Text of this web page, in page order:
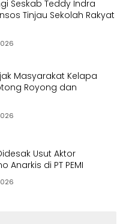
Seskab Teddy Indra
Tinjau Sekolah Rakyat
Masyarakat Kelapa
Royong dan
Usut Aktor
Anarkis di PT PEMI